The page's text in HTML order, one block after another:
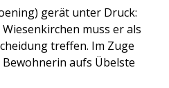
gerät unter Druck:
muss er als
treffen. Im Zuge
aufs Übelste